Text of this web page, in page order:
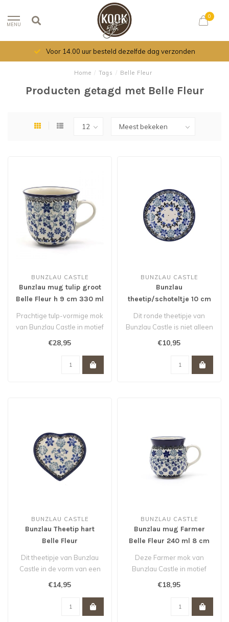
MENU
0
Voor 14.00 uur besteld dezelfde dag verzonden
Home / Tags / Belle Fleur
Producten getagd met Belle Fleur
BUNZLAU CASTLE
Bunzlau mug tulip groot
Belle Fleur h 9 cm 330 ml
Prachtige tulp-vormige mok
van Bunzlau Castle in motief
Belle Fleur. Inhoud 330m..
€28,95
BUNZLAU CASTLE
Bunzlau
theetip/schoteltje 10 cm
voor theezakje Belle Fleur
Dit ronde theetipje van
Bunzlau Castle is niet alleen
handig voor je gebruikte t..
€10,95
BUNZLAU CASTLE
Bunzlau Theetip hart
Belle Fleur
Dit theetipje van Bunzlau
Castle in de vorm van een
€14,95
BUNZLAU CASTLE
Bunzlau mug Farmer
Belle Fleur 240 ml 8 cm
Deze Farmer mok van
Bunzlau Castle in motief
€18,95